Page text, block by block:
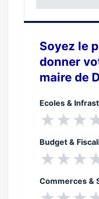
Soyez le
donner
maire de
Ecoles &
★★★
Budget &
★★★
Commerces &